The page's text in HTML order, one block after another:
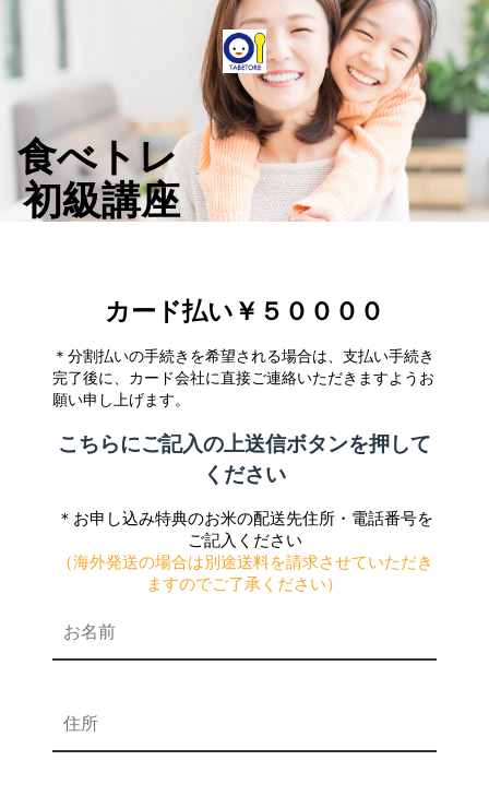
食べトレ
初級講座
カード払い￥５００００
＊分割払いの手続きを希望される場合は、支払い手続き
完了後に、カード会社に直接ご連絡いただきますようお
願い申し上げます。
こちらにご記入の上送信ボタンを押して
ください
＊お申し込み特典のお米の配送先住所・電話番号を
ご記入ください
（海外発送の場合は別途送料を請求させていただき
ますのでご了承ください）